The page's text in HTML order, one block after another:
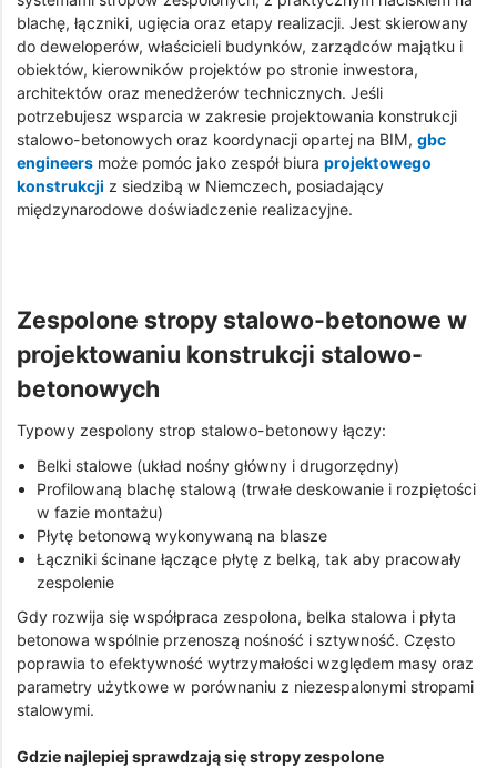
blachę, łączniki, ugięcia oraz etapy realizacji. Jest skierowany
do deweloperów, właścicieli budynków, zarządców majątku i
obiektów, kierowników projektów po stronie inwestora,
architektów oraz menedżerów technicznych. Jeśli
potrzebujesz wsparcia w zakresie projektowania konstrukcji
stalowo-betonowych oraz koordynacji opartej na BIM, gbc
engineers może pomóc jako zespół biura projektowego
konstrukcji z siedzibą w Niemczech, posiadający
międzynarodowe doświadczenie realizacyjne.
Zespolone stropy stalowo-betonowe w
projektowaniu konstrukcji stalowo-
betonowych
Typowy zespolony strop stalowo-betonowy łączy:
Belki stalowe (układ nośny główny i drugorzędny)
Profilowaną blachę stalową (trwałe deskowanie i rozpiętości
w fazie montażu)
Płytę betonową wykonywaną na blasze
Łączniki ścinane łączące płytę z belką, tak aby pracowały
zespolenie
Gdy rozwija się współpraca zespolona, belka stalowa i płyta
betonowa wspólnie przenoszą nośność i sztywność. Często
poprawia to efektywność wytrzymałości względem masy oraz
parametry użytkowe w porównaniu z niezespalonymi stropami
stalowymi.
Gdzie najlepiej sprawdzają się stropy zespolone